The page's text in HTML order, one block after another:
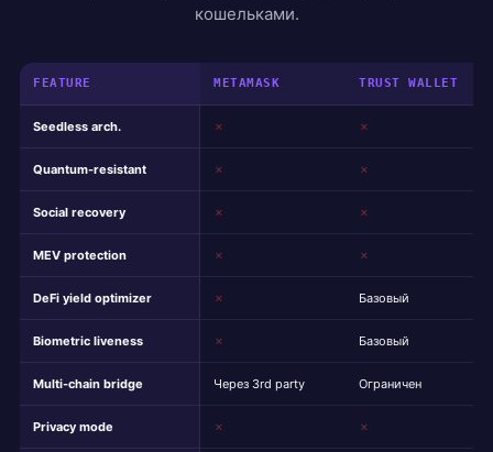
кошельками.
FEATURE METAMASK TRUST WALLET
Seedless arch. ✗ ✗
Quantum-resistant ✗ ✗
Social recovery ✗ ✗
MEV protection ✗ ✗
DeFi yield optimizer ✗ Базовый
Biometric liveness ✗ Базовый
Multi-chain bridge Через 3rd party Ограничен
Privacy mode ✗ ✗